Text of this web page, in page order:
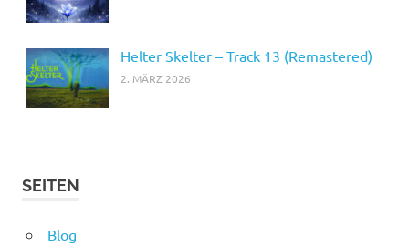
Helter Skelter – Track 13 (Remastered)
2. MÄRZ 2026
SEITEN
Blog